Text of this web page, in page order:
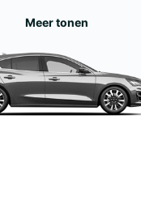
Meer tonen